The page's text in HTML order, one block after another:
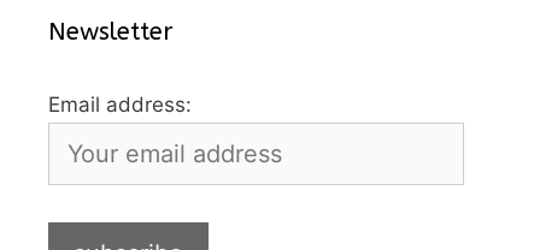
Newsletter
Email address: